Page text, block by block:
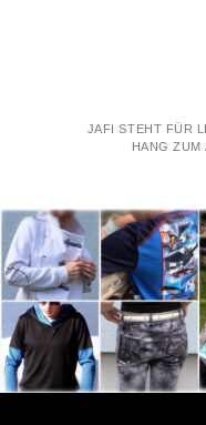
JAFI STEHT FÜR
HANG ZUM